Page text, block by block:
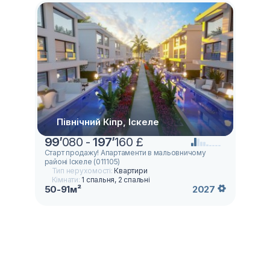
Північний Кіпр, Іскеле
99’080 -197’160 £
Старт продажу! Апартаменти в мальовничому
районі Іскеле (011105)
Тип нерухомості:Квартири
Кімнати: 1 спальня, 2 спальні
50-91м² 2027